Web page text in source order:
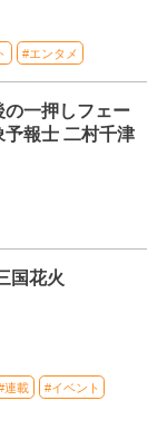
#エンタメ
一押しフェー
予報士 二村千津
国花火
連載 #イベント